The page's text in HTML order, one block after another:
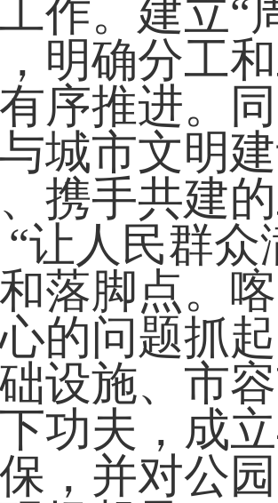
作。建立“
明确分工
序推进。
城市文明
携手共建
“让人民群
落脚点。
的问题抓
设施、市
功夫，成
，并对公